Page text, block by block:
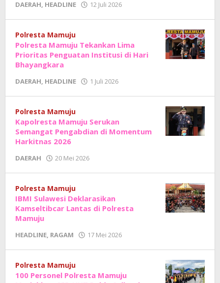
DAERAH, HEADLINE 12 Juli 2026
Junaedi
Polresta Mamuju
Polresta Mamuju Tekankan Lima
Prioritas Penguatan Institusi di Hari
Bhayangkara
DAERAH, HEADLINE 1 Juli 2026
Junaedi
Polresta Mamuju
Kapolresta Mamuju Serukan
Semangat Pengabdian di Momentum
Harkitnas 2026
DAERAH 20 Mei 2026
Junaedi
Polresta Mamuju
IBMI Sulawesi Deklarasikan
Kamseltibcar Lantas di Polresta
Mamuju
HEADLINE, RAGAM 17 Mei 2026
Junaedi
Polresta Mamuju
100 Personel Polresta Mamuju